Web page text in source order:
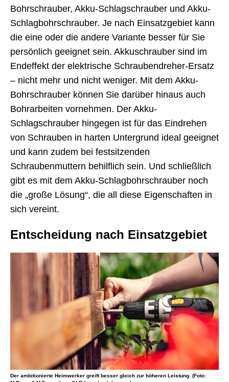
Bohrschrauber, Akku-Schlagschrauber und Akku-
Schlagbohrschrauber. Je nach Einsatzgebiet kann
die eine oder die andere Variante besser für Sie
persönlich geeignet sein. Akkuschrauber sind im
Endeffekt der elektrische Schraubendreher-Ersatz
– nicht mehr und nicht weniger. Mit dem Akku-
Bohrschrauber können Sie darüber hinaus auch
Bohrarbeiten vornehmen. Der Akku-
Schlagschrauber hingegen ist für das Eindrehen
von Schrauben in harten Untergrund ideal geeignet
und kann zudem bei festsitzenden
Schraubenmuttern behilflich sein. Und schließlich
gibt es mit dem Akku-Schlagbohrschrauber noch
die „große Lösung“, die all diese Eigenschaften in
sich vereint.
Entscheidung nach Einsatzgebiet
Der ambitionierte Heimwerker greift besser gleich zur höheren Leistung. (Foto: